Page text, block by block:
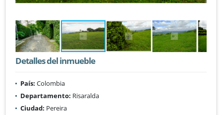
Detalles del inmueble
País: Colombia
Departamento: Risaralda
Ciudad: Pereira